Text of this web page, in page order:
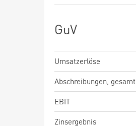
GuV
Umsatzerlöse
Abschreibungen, gesamt
EBIT
Zinsergebnis